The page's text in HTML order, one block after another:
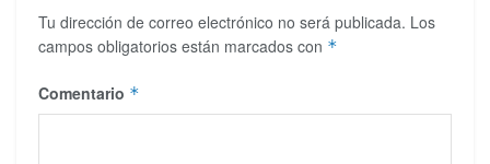
Tu dirección de correo electrónico no será publicada. Los
campos obligatorios están marcados con *
Comentario *